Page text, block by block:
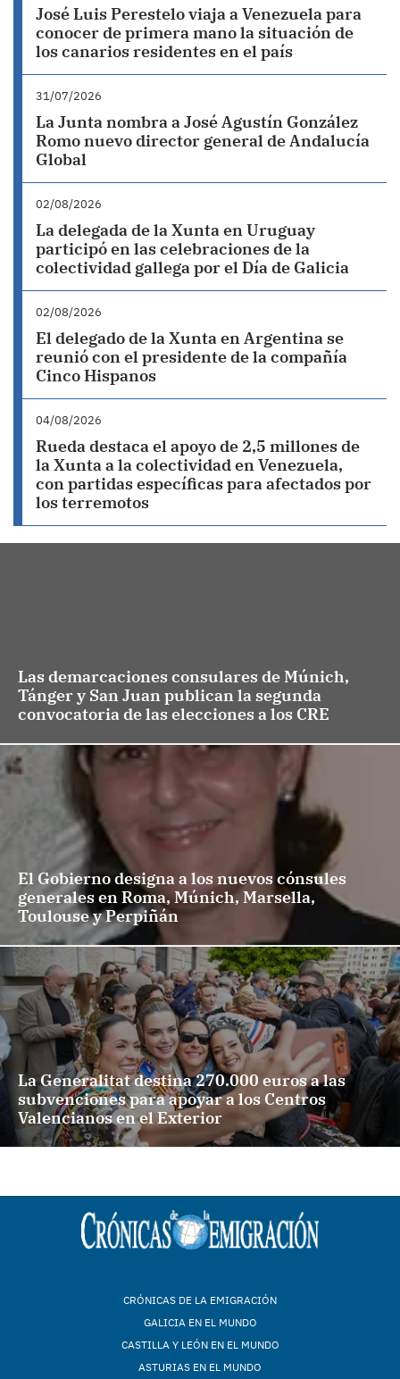
José Luis Perestelo viaja a Venezuela para
conocer de primera mano la situación de
los canarios residentes en el país
31/07/2026
La Junta nombra a José Agustín González
Romo nuevo director general de Andalucía
Global
02/08/2026
La delegada de la Xunta en Uruguay
participó en las celebraciones de la
colectividad gallega por el Día de Galicia
02/08/2026
El delegado de la Xunta en Argentina se
reunió con el presidente de la compañía
Cinco Hispanos
04/08/2026
Rueda destaca el apoyo de 2,5 millones de
la Xunta a la colectividad en Venezuela,
con partidas específicas para afectados por
los terremotos
Las demarcaciones consulares de Múnich,
Tánger y San Juan publican la segunda
convocatoria de las elecciones a los CRE
El Gobierno designa a los nuevos cónsules
generales en Roma, Múnich, Marsella,
Toulouse y Perpiñán
La Generalitat destina 270.000 euros a las
subvenciones para apoyar a los Centros
Valencianos en el Exterior
CRÓNICAS DE LA EMIGRACIÓN
GALICIA EN EL MUNDO
CASTILLA Y LEÓN EN EL MUNDO
ASTURIAS EN EL MUNDO